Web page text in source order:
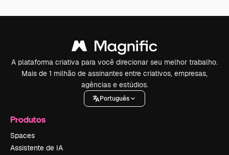
A plataforma criativa para você direcionar seu melhor trabalho.
Mais de 1 milhão de assinantes entre criativos, empresas,
agências e estúdios.
Português
Produtos
Spaces
Assistente de IA